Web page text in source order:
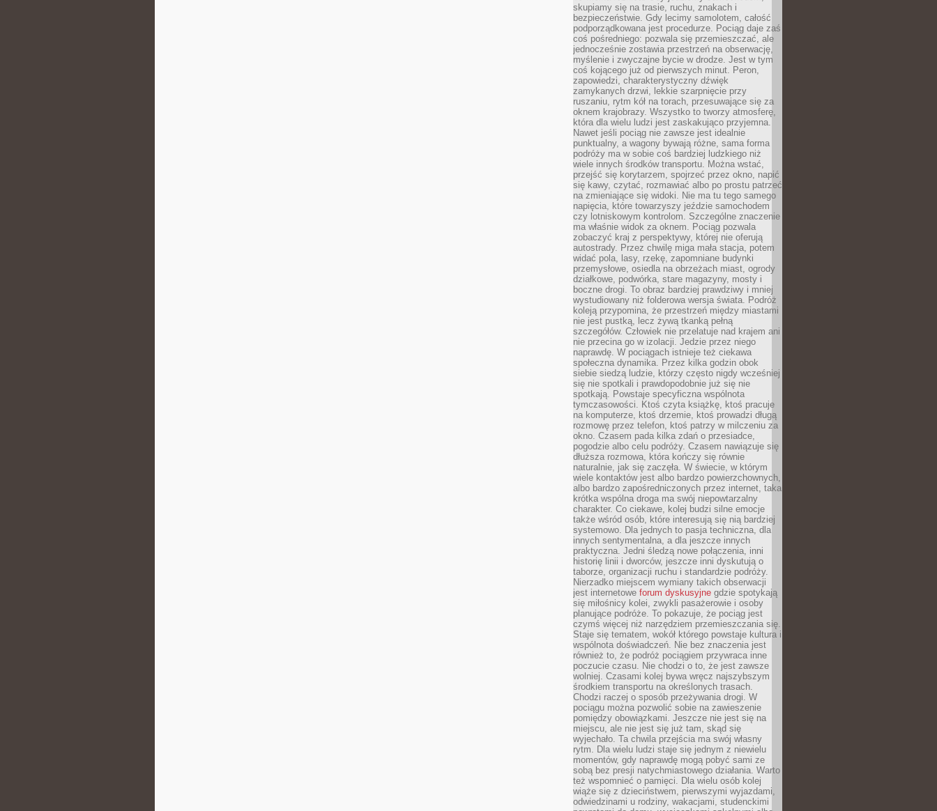
skupiamy się na trasie, ruchu, znakach i
bezpieczeństwie. Gdy lecimy samolotem, całość
podporządkowana jest procedurze. Pociąg daje zaś
coś pośredniego: pozwala się przemieszczać, ale
jednocześnie zostawia przestrzeń na obserwację,
myślenie i zwyczajne bycie w drodze. Jest w tym
coś kojącego już od pierwszych minut. Peron,
zapowiedzi, charakterystyczny dźwięk
zamykanych drzwi, lekkie szarpnięcie przy
ruszaniu, rytm kół na torach, przesuwające się za
oknem krajobrazy. Wszystko to tworzy atmosferę,
która dla wielu ludzi jest zaskakująco przyjemna.
Nawet jeśli pociąg nie zawsze jest idealnie
punktualny, a wagony bywają różne, sama forma
podróży ma w sobie coś bardziej ludzkiego niż
wiele innych środków transportu. Można wstać,
przejść się korytarzem, spojrzeć przez okno, napić
się kawy, czytać, rozmawiać albo po prostu patrzeć
na zmieniające się widoki. Nie ma tu tego samego
napięcia, które towarzyszy jeździe samochodem
czy lotniskowym kontrolom. Szczególne znaczenie
ma właśnie widok za oknem. Pociąg pozwala
zobaczyć kraj z perspektywy, której nie oferują
autostrady. Przez chwilę miga mała stacja, potem
widać pola, lasy, rzekę, zapomniane budynki
przemysłowe, osiedla na obrzeżach miast, ogrody
działkowe, podwórka, stare magazyny, mosty i
boczne drogi. To obraz bardziej prawdziwy i mniej
wystudiowany niż folderowa wersja świata. Podróż
koleją przypomina, że przestrzeń między miastami
nie jest pustką, lecz żywą tkanką pełną
szczegółów. Człowiek nie przelatuje nad krajem ani
nie przecina go w izolacji. Jedzie przez niego
naprawdę. W pociągach istnieje też ciekawa
społeczna dynamika. Przez kilka godzin obok
siebie siedzą ludzie, którzy często nigdy wcześniej
się nie spotkali i prawdopodobnie już się nie
spotkają. Powstaje specyficzna wspólnota
tymczasowości. Ktoś czyta książkę, ktoś pracuje
na komputerze, ktoś drzemie, ktoś prowadzi długą
rozmowę przez telefon, ktoś patrzy w milczeniu za
okno. Czasem pada kilka zdań o przesiadce,
pogodzie albo celu podróży. Czasem nawiązuje się
dłuższa rozmowa, która kończy się równie
naturalnie, jak się zaczęła. W świecie, w którym
wiele kontaktów jest albo bardzo powierzchownych,
albo bardzo zapośredniczonych przez internet, taka
krótka wspólna droga ma swój niepowtarzalny
charakter. Co ciekawe, kolej budzi silne emocje
także wśród osób, które interesują się nią bardziej
systemowo. Dla jednych to pasja techniczna, dla
innych sentymentalna, a dla jeszcze innych
praktyczna. Jedni śledzą nowe połączenia, inni
historię linii i dworców, jeszcze inni dyskutują o
taborze, organizacji ruchu i standardzie podróży.
Nierzadko miejscem wymiany takich obserwacji
jest internetowe forum dyskusyjne gdzie spotykają
się miłośnicy kolei, zwykli pasażerowie i osoby
planujące podróże. To pokazuje, że pociąg jest
czymś więcej niż narzędziem przemieszczania się.
Staje się tematem, wokół którego powstaje kultura i
wspólnota doświadczeń. Nie bez znaczenia jest
również to, że podróż pociągiem przywraca inne
poczucie czasu. Nie chodzi o to, że jest zawsze
wolniej. Czasami kolej bywa wręcz najszybszym
środkiem transportu na określonych trasach.
Chodzi raczej o sposób przeżywania drogi. W
pociągu można pozwolić sobie na zawieszenie
pomiędzy obowiązkami. Jeszcze nie jest się na
miejscu, ale nie jest się już tam, skąd się
wyjechało. Ta chwila przejścia ma swój własny
rytm. Dla wielu ludzi staje się jednym z niewielu
momentów, gdy naprawdę mogą pobyć sami ze
sobą bez presji natychmiastowego działania. Warto
też wspomnieć o pamięci. Dla wielu osób kolej
wiąże się z dzieciństwem, pierwszymi wyjazdami,
odwiedzinami u rodziny, wakacjami, studenckimi